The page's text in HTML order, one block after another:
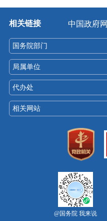
相关链接 中国政府网
国务院部门
局属单位
代办处
相关网站
@国务院 我来说